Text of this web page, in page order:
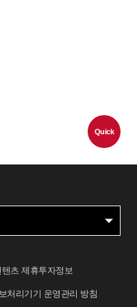
Quick
텐츠 제휴투자정보
처리기기 운영관리 방침